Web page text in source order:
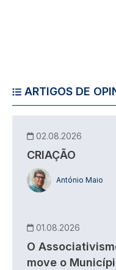
ARTIGOS DE
02.08.2026
CRIAÇÃO
António Maio
01.08.2026
O
move o